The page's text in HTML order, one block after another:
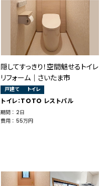
隠してすっきり！空間魅せるトイレ
リフォーム｜さいたま市
戸建て トイレ
トイレ：TOTO レストパル
期間 ： 2日
費用 ： 55万円